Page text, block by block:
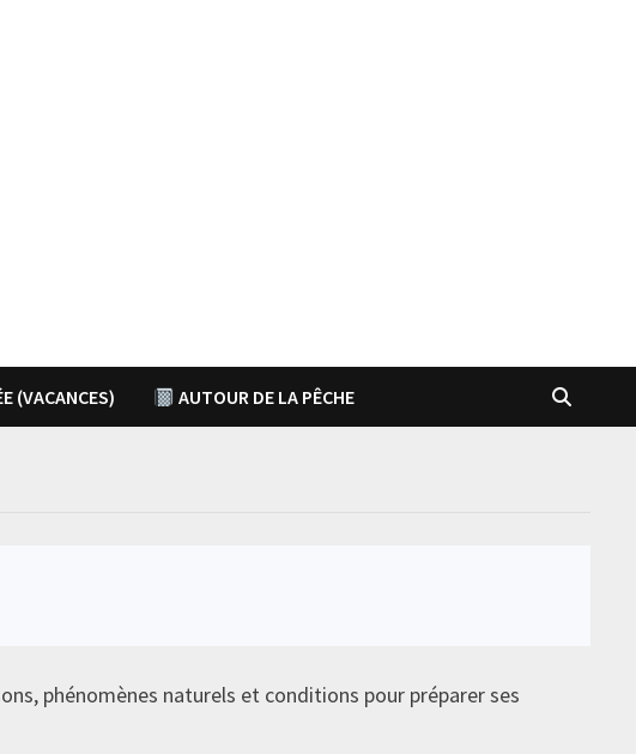
(VACANCES) AUTOUR DE LA PÊCHE
phénomènes naturels et conditions pour préparer ses